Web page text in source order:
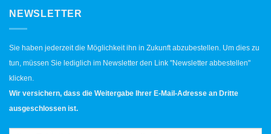
NEWSLETTER
Sie haben jederzeit die Möglichkeit ihn in Zukunft abzubestellen. Um dies zu
tun, müssen Sie lediglich im Newsletter den Link "Newsletter abbestellen"
klicken.
Wir versichern, dass die Weitergabe Ihrer E-Mail-Adresse an Dritte
ausgeschlossen ist.